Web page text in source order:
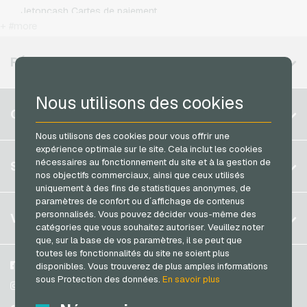
Nous utilisons des cookies
Nous utilisons des cookies pour vous offrir une
expérience optimale sur le site. Cela inclut les cookies
nécessaires au fonctionnement du site et à la gestion de
nos objectifs commerciaux, ainsi que ceux utilisés
uniquement à des fins de statistiques anonymes, de
paramètres de confort ou d´affichage de contenus
personnalisés. Vous pouvez décider vous-même des
catégories que vous souhaitez autoriser. Veuillez noter
que, sur la base de vos paramètres, il se peut que
toutes les fonctionnalités du site ne soient plus
disponibles. Vous trouverez de plus amples informations
sous Protection des données.En savoir plus
Jetoncash Cartes de paiement
Neosurf Cartes de paiement
Razer Gold Cartes de paiement
Transcash Cartes de paiement
RÉGIONS DISPONIBLES
Belgique
Allemagne (DE)
Allemagne (EN)
France
Italie
Pays-bas
Autriche
Portugal
Suisse (DE)
COMPTE
S´inscrire
S´inscrire
Mon panier
SERVICE
FAQ
Méthodes de paiement
Conditions generales&Droit de retour
Protection des données
VGO-SHOP
A propos de nous
Partenaires
Facebook
Instagram